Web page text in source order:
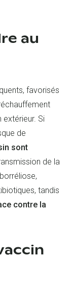
au
favorisés
Si
de
sont
de la
tandis
contre la